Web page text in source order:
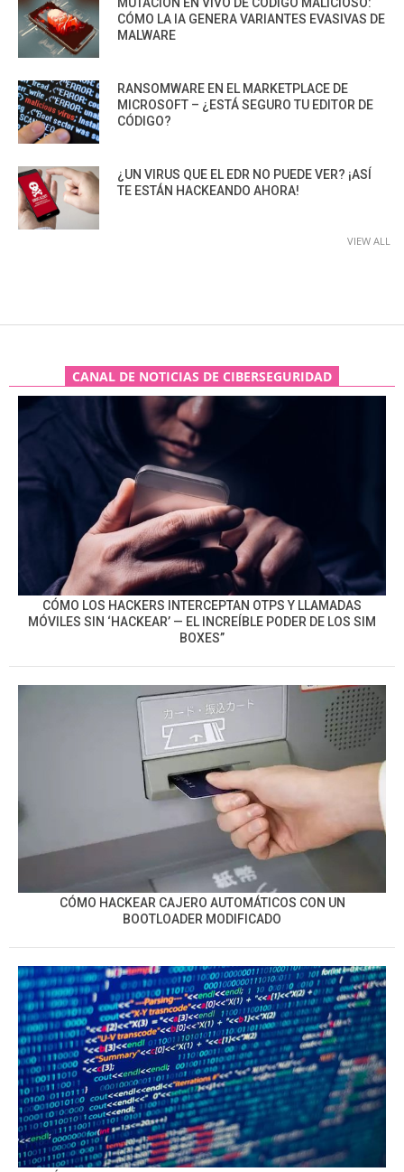
MUTACIÓN EN VIVO DE CÓDIGO MALICIOSO:
CÓMO LA IA GENERA VARIANTES EVASIVAS DE
MALWARE
RANSOMWARE EN EL MARKETPLACE DE
MICROSOFT – ¿ESTÁ SEGURO TU EDITOR DE
CÓDIGO?
¿UN VIRUS QUE EL EDR NO PUEDE VER? ¡ASÍ
TE ESTÁN HACKEANDO AHORA!
VIEW ALL
CANAL DE NOTICIAS DE CIBERSEGURIDAD
CÓMO LOS HACKERS INTERCEPTAN OTPS Y LLAMADAS
MÓVILES SIN ‘HACKEAR’ — EL INCREÍBLE PODER DE LOS SIM
BOXES”
CÓMO HACKEAR CAJERO AUTOMÁTICOS CON UN
BOOTLOADER MODIFICADO